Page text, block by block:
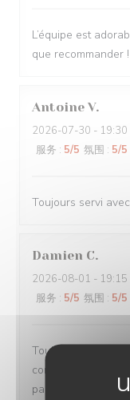
L’équipe est
que
Antoine V
2026-07-30 - 19:30
服务 : 5/5 氛围 : 5/5
Toujours servi
Damien C
2026-08-01 - 19:15
服务 : 5/5 氛围 : 5/5
Toujours un plaisir
commence
parfait si service à